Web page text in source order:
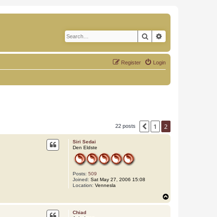
Search
Login
Register
22 posts Previous
1 2
Siri Sedai
Den Eldste
Posts: 509
Joined: Sat May 27, 2006 15:08
Location: Vennesla
Chiad